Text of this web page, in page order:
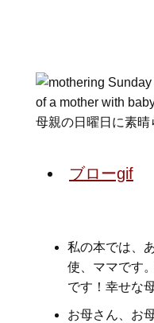
母親の日曜日に素晴
ブローgif
私の本では、
使、ママです
です！幸せな
お母さん、お